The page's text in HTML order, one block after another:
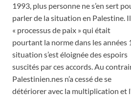
1993, plus personne ne s’en sert
parler de la situation en Palestine.
« processus de paix » qui était
pourtant la norme dans les années
situation s’est éloignée des espoirs
suscités par ces accords. Au
Palestinien.nes n’a cessé de se
détériorer avec la multiplication et